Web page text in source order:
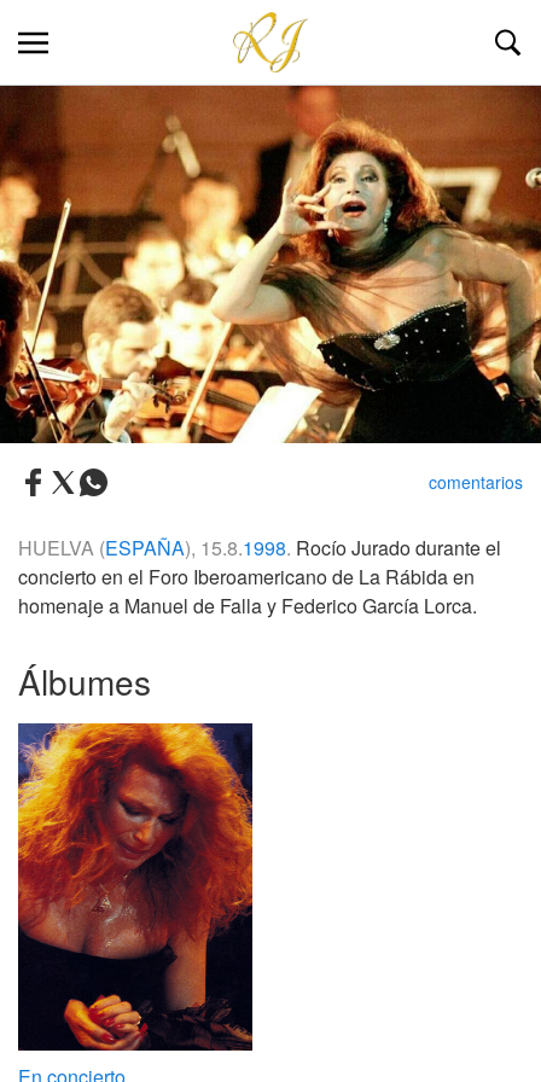
comentarios
HUELVA (ESPAÑA), 15.8.1998. Rocío Jurado durante el
concierto en el Foro Iberoamericano de La Rábida en
homenaje a Manuel de Falla y Federico García Lorca.
Álbumes